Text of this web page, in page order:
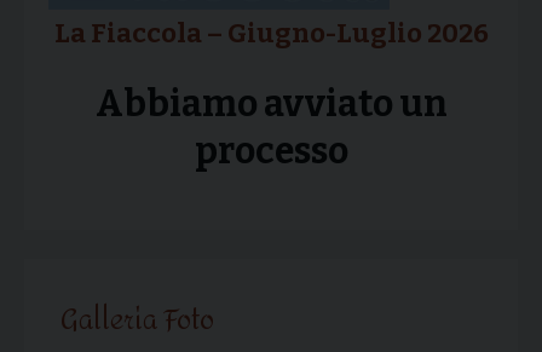
La Fiaccola – Giugno-Luglio 2026
Abbiamo avviato un
processo
Galleria Foto